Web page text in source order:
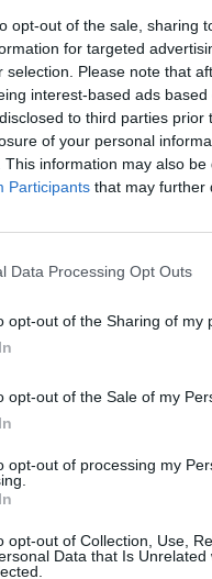
opt-out of the sale, sharing
for targeted
selection. Please note that
interest-based ads
to third parties
of your personal
This information may also
Participants that may further
Data Processing Opt Outs
opt-out of the Sharing of my
opt-out of the Sale of my
opt-out of processing my
opt-out of Collection, Use,
Data that Is
ψυγεία
να
να διακριβωθεί
η εξήγηση του
του είδους τα